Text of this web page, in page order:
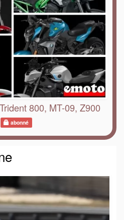
800, MT-09, Z900
abonné